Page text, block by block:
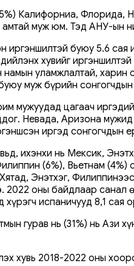
Калифорниа,
муж юм. Тэд АНУ-ын
буюу 5.6 сая
хувийг
уламжлалтай,
муж бүрийн
мужуудад цагаач
Невада, Аризона
иргэд сонгогчдын
ихэнхи нь Мексик,
(6%), Вьетнам
Энэтхэг,
оны байдлаар санал
испаничууд 8,1 сая
гурав нь (31%) нь
хувь 2018-2022 оны